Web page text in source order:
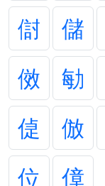
傠
儲
傚
勄
偼
倣
位
傽